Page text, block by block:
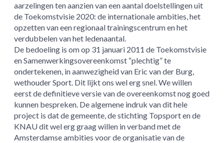
aarzelingen ten aanzien van een aantal doelstellingen uit
de Toekomstvisie 2020: de internationale ambities, het
opzetten van een regionaal trainingscentrum en het
verdubbelen van het ledenaantal.
De bedoeling is om op 31 januari 2011 de Toekomstvisie
en Samenwerkingsovereenkomst “plechtig” te
ondertekenen, in aanwezigheid van Eric van der Burg,
wethouder Sport. Dit lijkt ons wel erg snel. We willen
eerst de definitieve versie van de overeenkomst nog goed
kunnen bespreken. De algemene indruk van dit hele
project is dat de gemeente, de stichting Topsport en de
KNAU dit wel erg graag willen in verband met de
Amsterdamse ambities voor de organisatie van de